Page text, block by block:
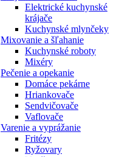
Elektrické kuchynské
krájače
Kuchynské mlynčeky
Mixovanie a šľahanie
Kuchynské roboty
Mixéry
Pečenie a opekanie
Domáce pekárne
Hriankovače
Sendvičovače
Vaflovače
Varenie a vyprážanie
Fritézy
Ryžovary